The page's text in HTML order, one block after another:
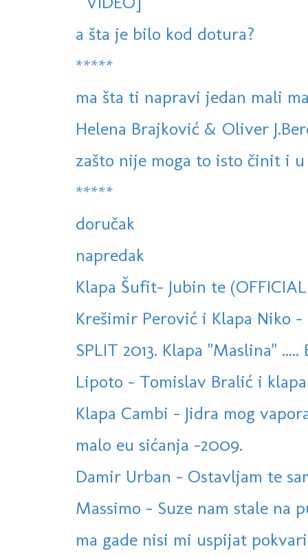
a šta je bilo kod dotura?
*****
ma šta ti napravi jedan mali
Helena Brajković & Oliver
zašto nije moga to isto činit i
*****
doručak
napredak
Klapa Šufit- Jubin te
Krešimir Perović i Klapa Niko
SPLIT 2013. Klapa "Maslina" .....
Lipoto - Tomislav Bralić i
Klapa Cambi - Jidra mog
malo eu sićanja -2009.
Damir Urban - Ostavljam te
Massimo - Suze nam stale na
ma gade nisi mi uspijat